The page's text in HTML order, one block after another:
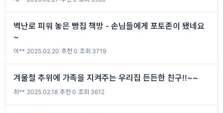
벽난로 피워 놓은 빵집 책방 - 손님들에게 포토존이 됐네요
~
이** 2025.02.20 추천 0 조회 3719
겨울철 추위에 가족을 지켜주는 우리집 든든한 친구!!~~
최** 2025.02.18 추천 0 조회 3612